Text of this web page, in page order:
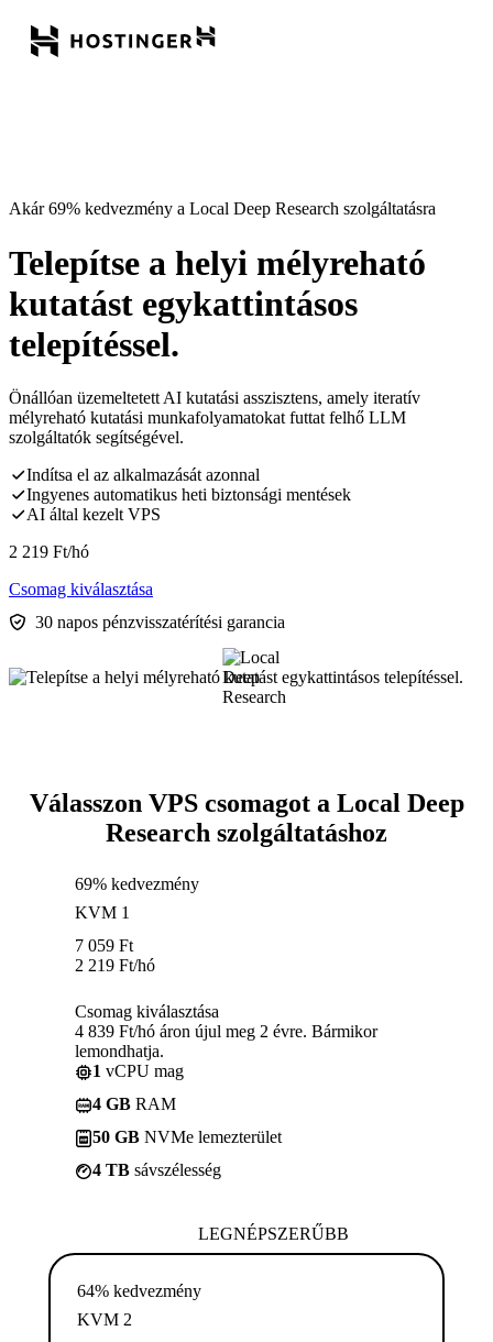
Akár 69% kedvezmény a Local Deep Research szolgáltatásra
Telepítse a helyi mélyreható
kutatást egykattintásos
telepítéssel.
Önállóan üzemeltetett AI kutatási asszisztens, amely iteratív
mélyreható kutatási munkafolyamatokat futtat felhő LLM
szolgáltatók segítségével.
Indítsa el az alkalmazását azonnal
Ingyenes automatikus heti biztonsági mentések
AI által kezelt VPS
2 219 Ft/hó
Csomag kiválasztása
30 napos pénzvisszatérítési garancia
Válasszon VPS csomagot a Local Deep
Research szolgáltatáshoz
69% kedvezmény
KVM 1
7 059 Ft
2 219 Ft/hó
Csomag kiválasztása
4 839 Ft/hó áron újul meg 2 évre. Bármikor
lemondhatja.
1 vCPU mag
4 GB RAM
50 GB NVMe lemezterület
4 TB sávszélesség
LEGNÉPSZERŰBB
64% kedvezmény
KVM 2